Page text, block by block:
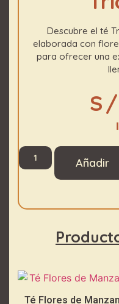
Descubre el té
elaborada con
para ofrecer una
S/
Añadir
Té Flores de